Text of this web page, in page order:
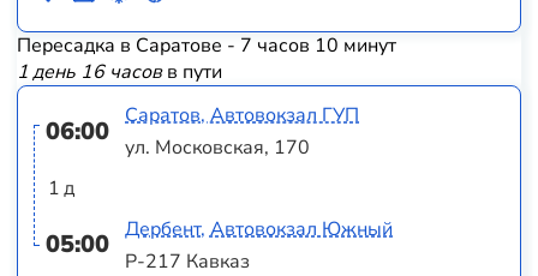
Пересадка в Саратове - 7 часов 10 минут
1 день 16 часовв пути
06:00
1 д
05:00
Саратов, Автовокзал ГУП
ул. Московская, 170
Дербент, Автовокзал Южный
Р-217 Кавказ